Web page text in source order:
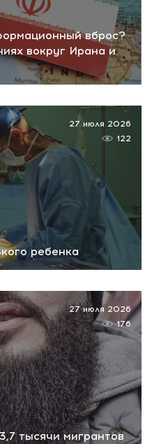
вброс?
вокруг Ирана и
ребенка
27 июля 2026
122
тысячи мигрантов
27 июля 2026
176